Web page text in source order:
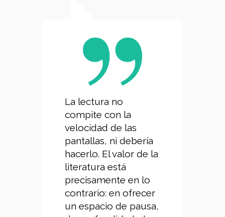
La lectura no
compite con la
velocidad de las
pantallas, ni debería
hacerlo. El valor de la
literatura está
precisamente en lo
contrario: en ofrecer
un espacio de pausa,